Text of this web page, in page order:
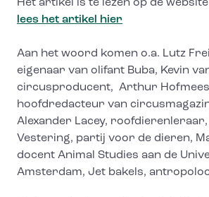
Het artikel is te lezen op de
lees het artikel hier
Aan het woord komen o.a. Lutz
eigenaar van olifant Buba, Kevin
circusproducent, Arthur
hoofdredacteur van
Alexander Lacey, roofdierenleraar,
Vestering, partij voor de dieren,
docent Animal Studies aan de
Amsterdam, Jet bakels,